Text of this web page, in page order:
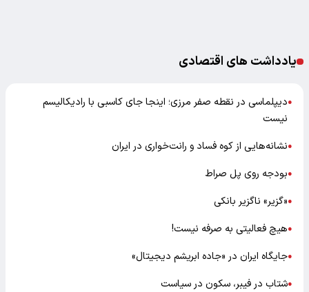
یادداشت های اقتصادی
●دیپلماسی در نقطه صفر مرزی؛ اینجا جای کاسبی با رادیکالیسم
نیست
●نشانه‌هایی از کوه فساد و رانت‌خواری در ایران
●بودجه روی پل صراط
●«گزیر» ناگزیر بانکی
●هیچ فعالیتی به صرفه نیست!
●جایگاه ایران در «جاده ابریشم دیجیتال»
●شتاب در فیبر، سکون در سیاست